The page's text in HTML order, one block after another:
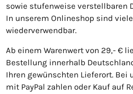
sowie stufenweise verstellbaren
In unserem Onlineshop sind
wiederverwendbar.
Ab einem Warenwert von 29,- €
Bestellung innerhalb
Ihren gewünschten Lieferort. Bei
mit PayPal zahlen oder Kauf auf